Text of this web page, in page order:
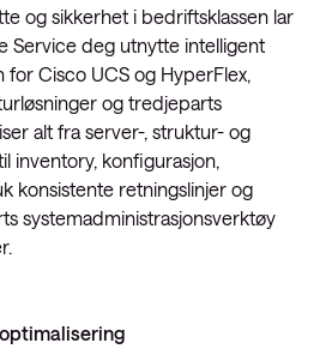
og sikkerhet i bedriftsklassen lar
Service deg utnytte intelligent
for Cisco UCS og HyperFlex,
og tredjeparts
alt fra server-, struktur- og
inventory, konfigurasjon,
konsistente retningslinjer og
systemadministrasjonsverktøy